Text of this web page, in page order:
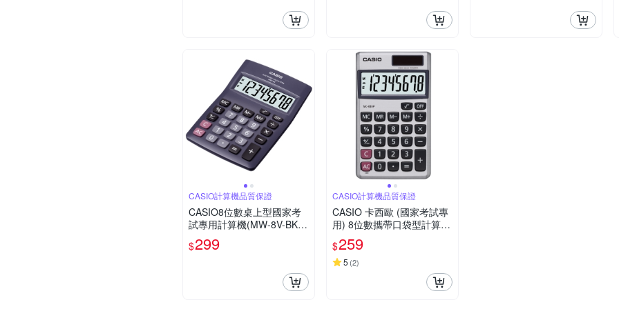
CASIO計算機品質保證
CASIO8位數桌上型國家考
試專用計算機(MW-8V-BK)
黑
$299
CASIO計算機品質保證
CASIO 卡西歐 (國家考試專
用) 8位數攜帶口袋型計算機
SX-300P
$259
5 (2)